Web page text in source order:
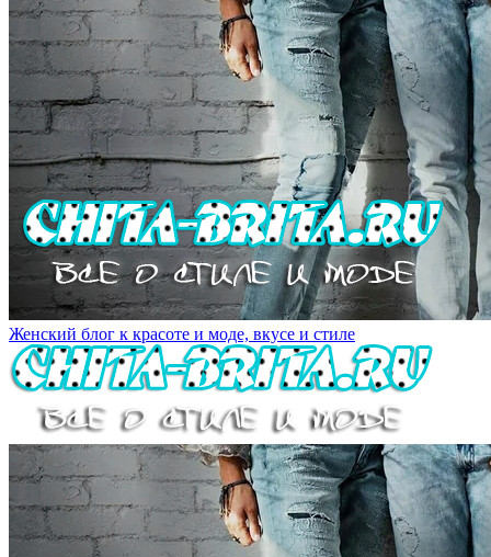
Женский блог к красоте и моде, вкусе и стиле